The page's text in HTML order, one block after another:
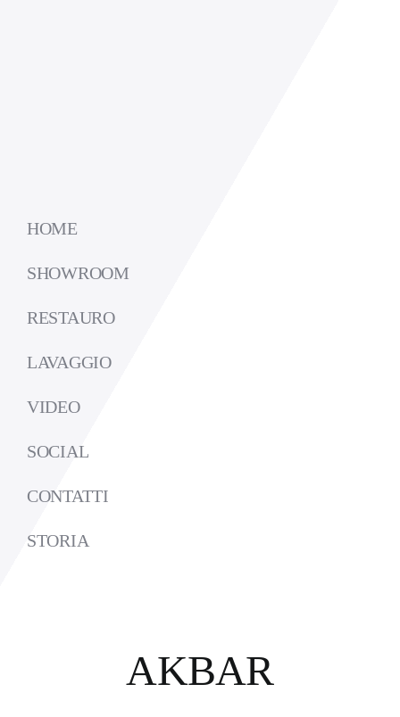
HOME
SHOWROOM
RESTAURO
LAVAGGIO
VIDEO
SOCIAL
CONTATTI
STORIA
AKBAR